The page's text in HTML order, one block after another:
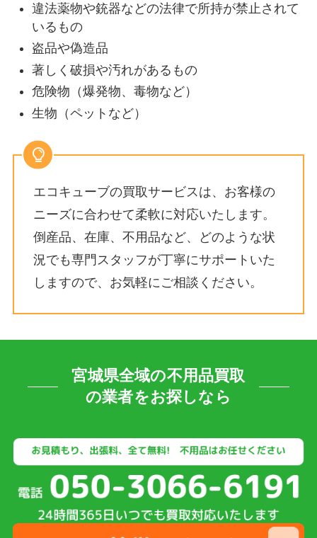
違法薬物や銃器などの法律で所持が禁止されて
いるもの
盗品や偽造品
著しく破損や汚れがあるもの
危険物（爆発物、毒物など）
生物（ペットなど）
エコキューブの買取サービスは、お客様の
ニーズに合わせて柔軟に対応いたします。
倒産品、在庫、不用品など、どのような状
況でも専門スタッフが丁寧にサポートいた
しますので、お気軽にご相談ください。
宮城県全域の不用品買取
の業者をお探しなら